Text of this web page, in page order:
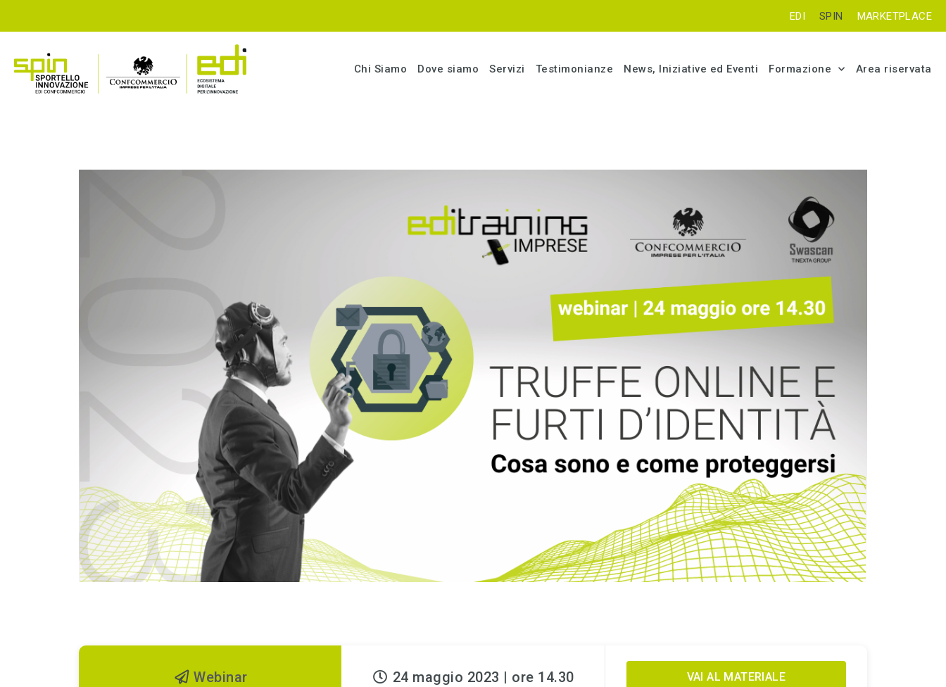
EDI SPIN MARKETPLACE
Chi Siamo Dove siamo Servizi Testimonianze News, Iniziative ed Eventi Formazione Area riservata
Webinar 24 maggio 2023 | ore 14.30 VAI AL MATERIALE